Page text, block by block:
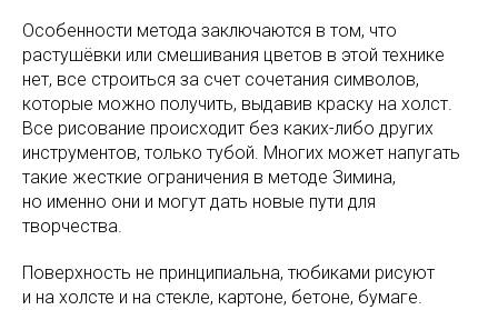
Особенности метода заключаются в том, что
растушёвки или смешивания цветов в этой технике
нет, все строиться за счет сочетания символов,
которые можно получить, выдавив краску на холст.
Все рисование происходит без каких-либо других
инструментов, только тубой. Многих может напугать
такие жесткие ограничения в методе Зимина,
но именно они и могут дать новые пути для
творчества.
Поверхность не принципиальна, тюбиками рисуют
и на холсте и на стекле, картоне, бетоне, бумаге.